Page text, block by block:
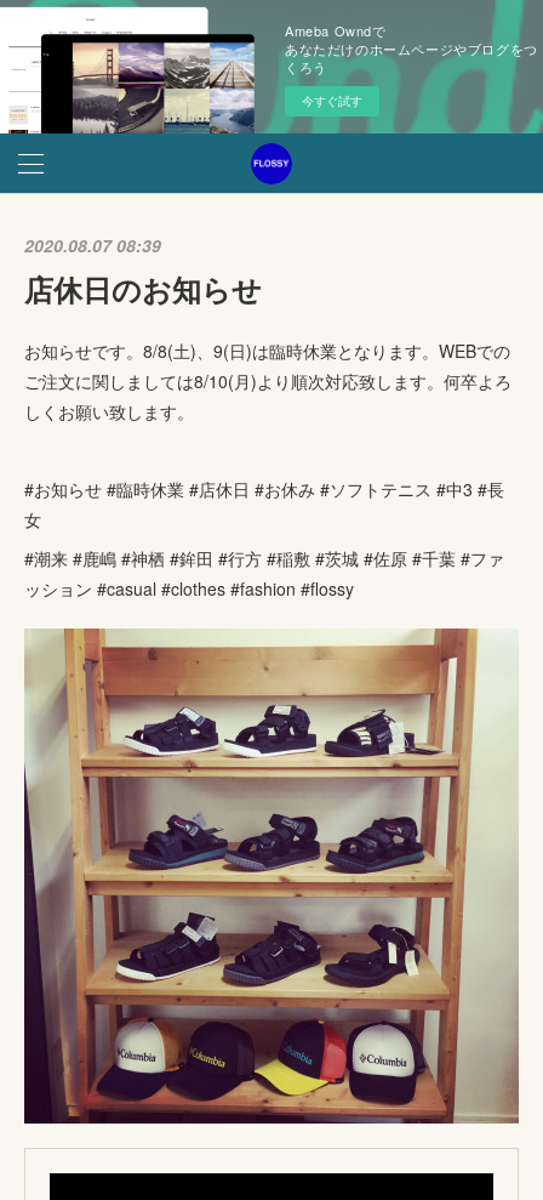
Ameba Owndで
あなただけのホームページやブログをつ
くろう
今すぐ試す
2020.08.07 08:39
店休日のお知らせ
お知らせです。8/8(土)、9(日)は臨時休業となります。WEBでの
ご注文に関しましては8/10(月)より順次対応致します。何卒よろ
しくお願い致します。
#お知らせ #臨時休業 #店休日 #お休み #ソフトテニス #中3 #長
女
#潮来 #鹿嶋 #神栖 #鉾田 #行方 #稲敷 #茨城 #佐原 #千葉 #ファ
ッション #casual #clothes #fashion #flossy